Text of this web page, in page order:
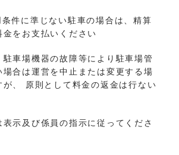
件に準じない駐車の場合は、精算
金をお支払いください
駐車場機器の故障等により駐車場管
場合は運営を中止または変更する場
が、 原則として料金の返金は行ない
示及び係員の指示に従ってくださ